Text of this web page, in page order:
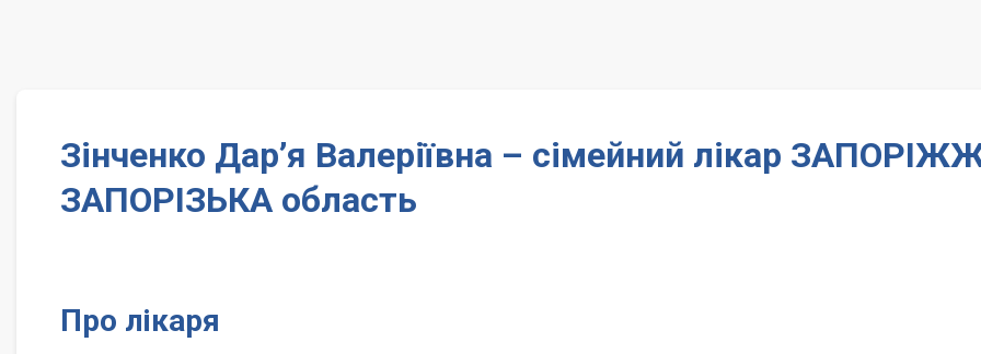
Зінченко Дар’я Валеріївна – сімейний лікар
ЗАПОРІЗЬКА область
Про лікаря